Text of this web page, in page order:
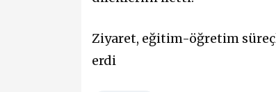
Ziyaret, eğitim-öğretim
erdi